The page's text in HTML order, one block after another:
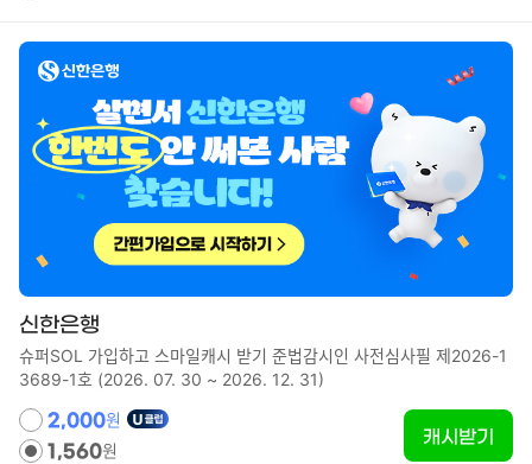
신한은행
슈퍼SOL 가입하고 스마일캐시 받기 준법감시인 사전심사필 제2026-1
3689-1호 (2026. 07. 30 ~ 2026. 12. 31)
2,000원
1,560원
캐시받기